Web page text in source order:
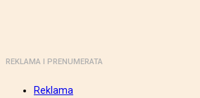
REKLAMA I PRENUMERATA
Reklama